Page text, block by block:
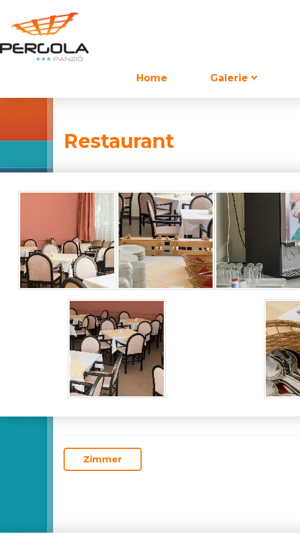
Home Galerie
Restaurant
Zimmer